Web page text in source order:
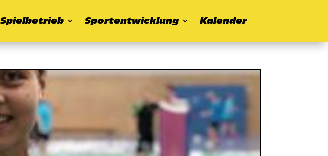
Spielbetrieb Sportentwicklung Kalender